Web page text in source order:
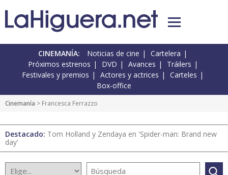
CINEMANÍA: Noticias de cine
Cartelera
Próximos estrenos
DVD Avances
Tráilers
Festivales y premios
Actores y actrices
Carteles
Box-office
Cinemanía > Francesca Ferrazzo
Destacado: Tom Holland y Zendaya en 'Spider-man: Brand new
day'